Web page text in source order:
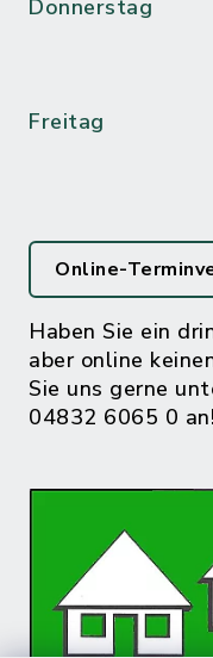
Donnerstag
Freitag
Online-
Haben Sie ein
aber online
Sie uns gerne
04832 6065 0 an!